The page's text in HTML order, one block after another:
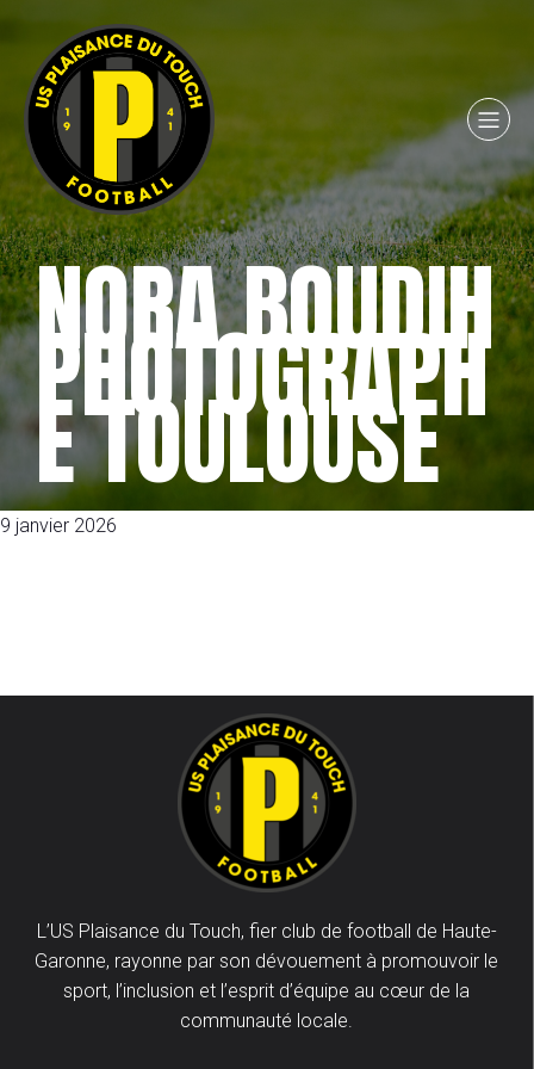
NORA BOUDIH
PHOTOGRAPH
E TOULOUSE
9 janvier 2026
L’US Plaisance du Touch, fier club de football de Haute-
Garonne, rayonne par son dévouement à promouvoir le
sport, l’inclusion et l’esprit d’équipe au cœur de la
communauté locale.